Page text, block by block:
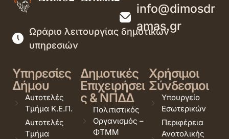
info@dimosdr
amas.gr
Ωράριο λειτουργίας δημοτικών
υπηρεσιών
Υπηρεσίες
Δήμου
Αυτοτελές
Τμήμα Κ.Ε.Π.
Αυτοτελές
Τμήμα
Δημοτικές
Επιχειρήσει
ς & ΝΠΔΔ
Πολιτιστικός
Οργανισμός –
ΦΤΜΜ
Χρήσιμοι
Σύνδεσμοι
Υπουργείο
Εσωτερικών
Περιφέρεια
Ανατολικής